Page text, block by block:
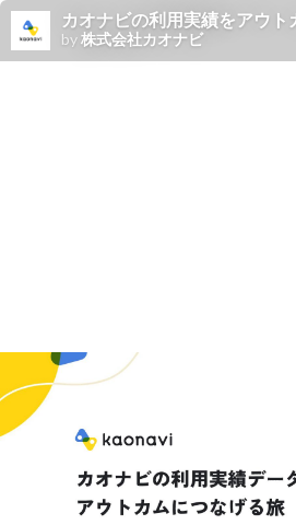
カオナビの利用実績をアウ
by株式会社カオナビ